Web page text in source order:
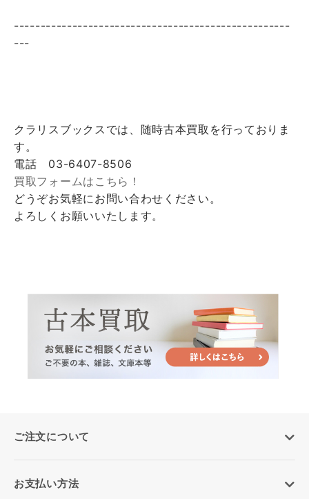
----------------------------------------------------
---
クラリスブックスでは、随時古本買取を行っておりま
す。
電話 03-6407-8506
買取フォームはこちら！
どうぞお気軽にお問い合わせください。
よろしくお願いいたします。
ご注文について
お支払い方法